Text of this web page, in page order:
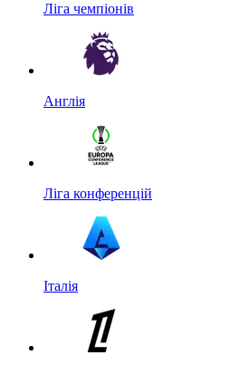
Ліга чемпіонів
Англія
Ліга конференцій
Італія